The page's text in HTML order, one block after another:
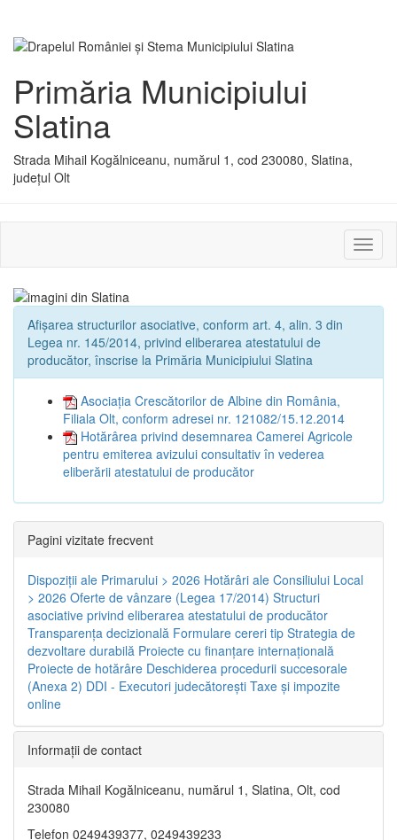
Primăria Municipiului
Slatina
Strada Mihail Kogălniceanu, numărul 1, cod 230080, Slatina,
județul Olt
sau
Afișarea structurilor asociative, conform art. 4, alin. 3 din
Legea nr. 145/2014, privind eliberarea atestatului de
producător, înscrise la Primăria Municipiului Slatina
Asociația Crescătorilor de Albine din România,
Filiala Olt, conform adresei nr. 121082/15.12.2014
Hotărârea privind desemnarea Camerei Agricole
pentru emiterea avizului consultativ în vederea
eliberării atestatului de producător
Pagini vizitate frecvent
Dispoziţii ale Primarului > 2026 Hotărâri ale Consiliului Local
> 2026 Oferte de vânzare (Legea 17/2014) Structuri
asociative privind eliberarea atestatului de producător
Transparenţa decizională Formulare cereri tip Strategia de
dezvoltare durabilă Proiecte cu finanţare internaţională
Proiecte de hotărâre Deschiderea procedurii succesorale
(Anexa 2) DDI - Executori judecătorești Taxe şi impozite
online
Informaţii de contact
Strada Mihail Kogălniceanu, numărul 1, Slatina, Olt, cod
230080
Telefon 0249439377, 0249439233